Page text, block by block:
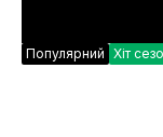
Популярний Хіт